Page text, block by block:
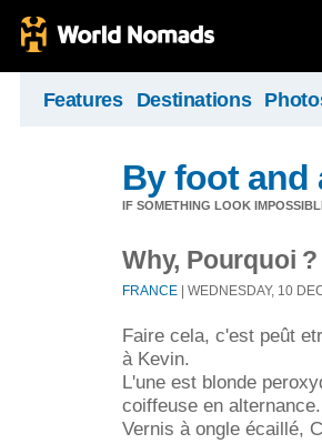
Features Destinations
By foot
IF SOMETHING LOOK
Why, Pourquoi ?
FRANCE | WEDNESDAY, 10
Faire cela, c'est peût
à Kevin.
L'une est blonde
coiffeuse en alternance.
Vernis à ongle écaillé,